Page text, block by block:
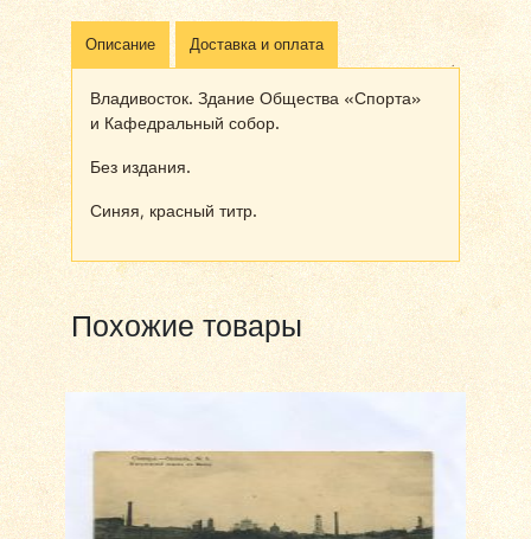
Описание Доставка и оплата
Владивосток. Здание Общества «Спорта»
и Кафедральный собор.
Без издания.
Синяя, красный титр.
Похожие товары